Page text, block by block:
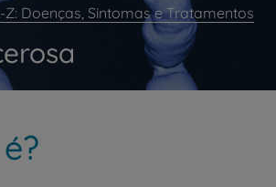
acompanhantes
Center
Z: Doenças, Sintomas e Tratamentos